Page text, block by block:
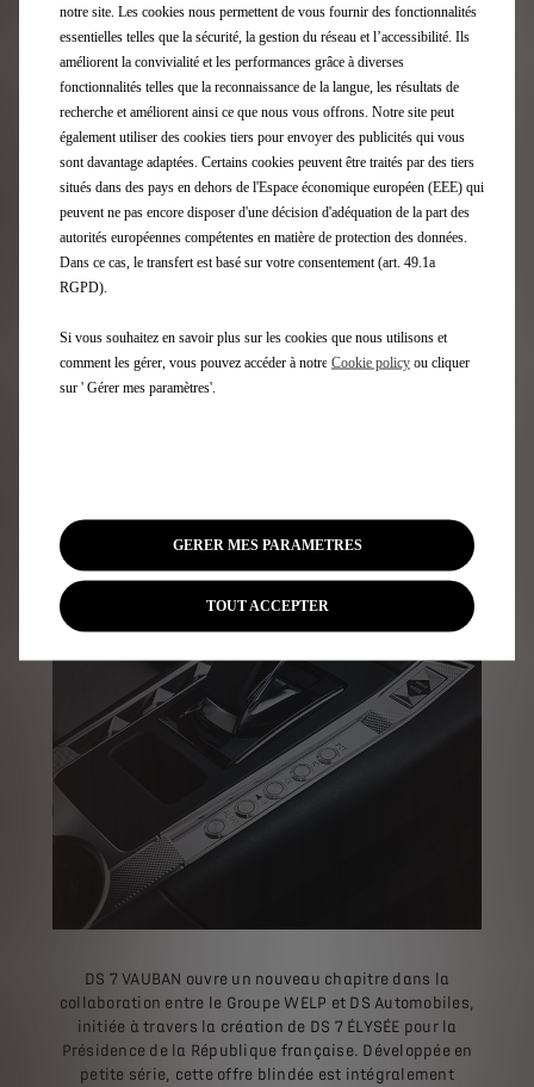
DS 7 VAUBAN ouvre un nouveau chapitre dans la
collaboration entre le Groupe WELP et DS Automobiles,
initiée à travers la création de DS 7 ÉLYSÉE pour la
Présidence de la République française. Développée en
petite série, cette offre blindée est intégralement
notre site. Les cookies nous permettent de vous fournir des fonctionnalités
essentielles telles que la sécurité, la gestion du réseau et l’accessibilité. Ils
améliorent la convivialité et les performances grâce à diverses
fonctionnalités telles que la reconnaissance de la langue, les résultats de
recherche et améliorent ainsi ce que nous vous offrons. Notre site peut
également utiliser des cookies tiers pour envoyer des publicités qui vous
sont davantage adaptées. Certains cookies peuvent être traités par des tiers
situés dans des pays en dehors de l'Espace économique européen (EEE) qui
peuvent ne pas encore disposer d'une décision d'adéquation de la part des
autorités européennes compétentes en matière de protection des données.
Dans ce cas, le transfert est basé sur votre consentement (art. 49.1a
RGPD).
Si vous souhaitez en savoir plus sur les cookies que nous utilisons et
comment les gérer, vous pouvez accéder à notre Cookie policy ou cliquer
sur ' Gérer mes paramètres'.
GERER MES PARAMETRES
TOUT ACCEPTER